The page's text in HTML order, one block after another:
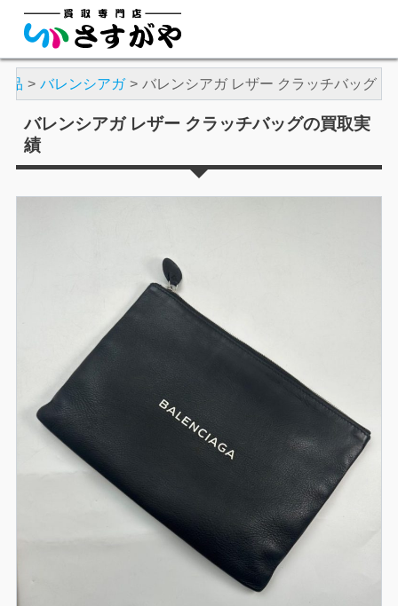
品 バレンシアガ バレンシアガ レザー クラッチバッグ
バレンシアガ レザー クラッチバッグの買取実
績